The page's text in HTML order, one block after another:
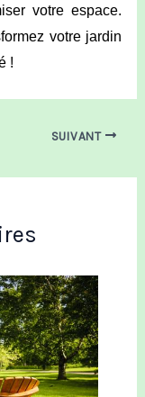
votre espace.
votre jardin
!
SUIVANT